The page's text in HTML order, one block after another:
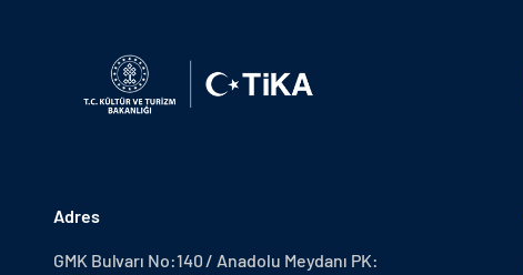
Adres
GMK Bulvarı No:140 / Anadolu Meydanı PK: